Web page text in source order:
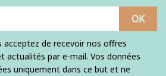
acceptez de recevoir nos offres
actualités par e-mail. Vos données
uniquement dans ce but et ne